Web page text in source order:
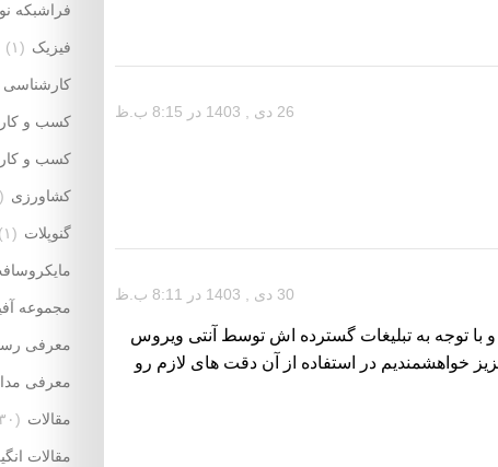
26 دی , 1403 در 8:15 ب.ظ
30 دی , 1403 در 8:11 ب.ظ
با توجه به تبلیغات گسترده اش توسط آنتی ویروس
خواهشمندیم در استفاده از آن دقت های لازم رو
فراشبکه
فیزیک (۱)
کارشناسی
کسب و کار
کسب و کار
کشاورزی (۱)
گنوپلات (۱)
مجموعه
معرفی
معرفی
مقالات (۲۳۰)
مقالات